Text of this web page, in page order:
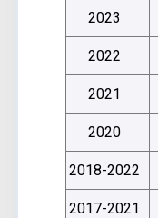
2023
2022
2021
2020
2018-2022
2017-2021